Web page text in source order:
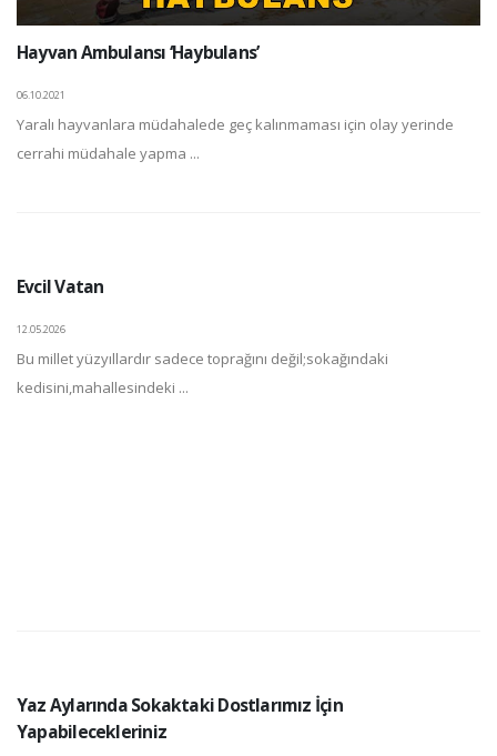
Hayvan Ambulansı ‘Haybulans’
06.10.2021
Yaralı hayvanlara müdahalede geç kalınmaması için olay yerinde
cerrahi müdahale yapma ...
Evcil Vatan
12.05.2026
Bu millet yüzyıllardır sadece toprağını değil;sokağındaki
kedisini,mahallesindeki ...
Yaz Aylarında Sokaktaki Dostlarımız İçin
Yapabilecekleriniz